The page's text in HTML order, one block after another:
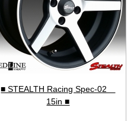
■ STEALTH Racing Spec-02
15in ■